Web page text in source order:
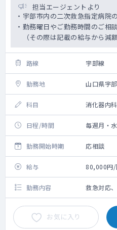
担当エージェントより
・宇部市内の二次救急指定病院
・勤務曜日やご勤務時間のご相
（その際は記載の給与から減額
路線 宇部線
勤務地 山口県宇
科目 消化器内科
日程/時間 毎週月・
勤務開始時期 応相談
給与 80,000円/
勤務内容 救急対応
お気に入り